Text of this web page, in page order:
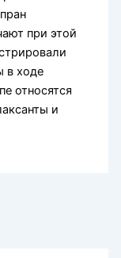
при этой
в ходе
относятся
и